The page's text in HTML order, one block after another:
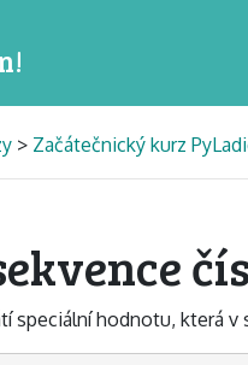
> Začátečnický kurz
speciální hodnotu, která v